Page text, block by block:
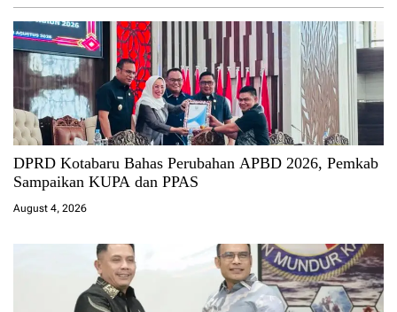
DPRD Kotabaru Bahas Perubahan APBD 2026, Pemkab
Sampaikan KUPA dan PPAS
August 4, 2026